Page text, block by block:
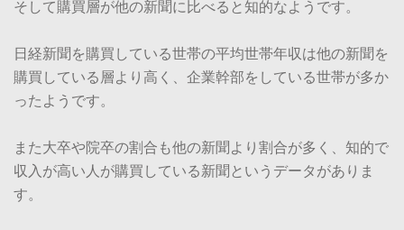
そして購買層が他の新聞に比べると知的なようです。
日経新聞を購買している世帯の平均世帯年収は他の新聞を
購買している層より高く、企業幹部をしている世帯が多か
ったようです。
また大卒や院卒の割合も他の新聞より割合が多く、知的で
収入が高い人が購買している新聞というデータがありま
す。